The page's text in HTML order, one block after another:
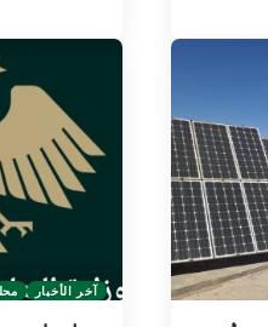
آخر الأخبار